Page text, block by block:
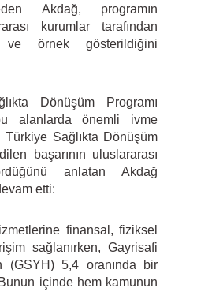
Akdağ, programın
kurumlar tarafından
ve örnek gösterildiğini
Dönüşüm Programı
alanlarda önemli ivme
Türkiye Sağlıkta Dönüşüm
başarının uluslararası
anlatan Akdağ
etti:
finansal, fiziksel
sağlanırken, Gayrisafi
(GSYH) 5,4 oranında bir
içinde hem kamunun